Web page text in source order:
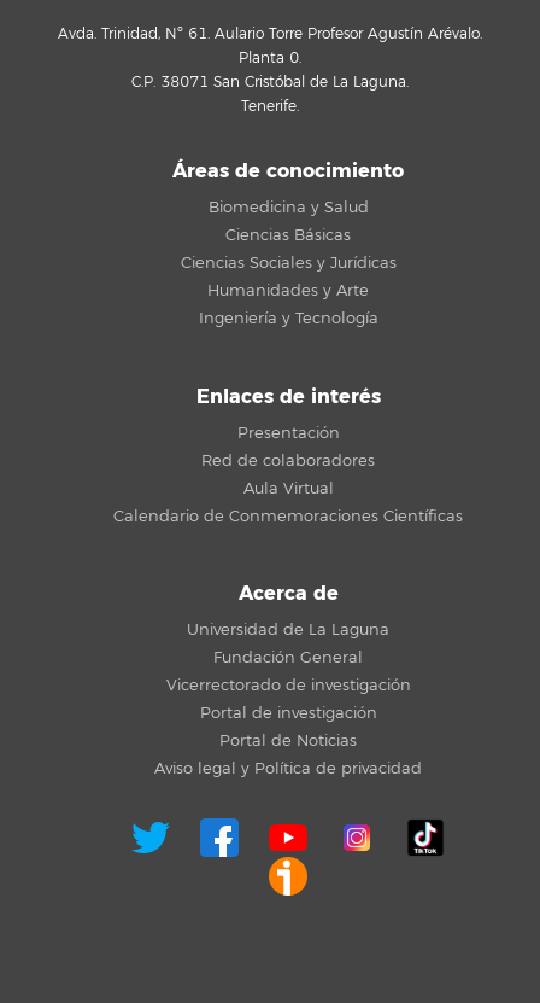
Avda. Trinidad, Nº 61. Aulario Torre Profesor Agustín Arévalo.
Planta 0.
C.P. 38071 San Cristóbal de La Laguna.
Tenerife.
Áreas de conocimiento
Biomedicina y Salud
Ciencias Básicas
Ciencias Sociales y Jurídicas
Humanidades y Arte
Ingeniería y Tecnología
Enlaces de interés
Presentación
Red de colaboradores
Aula Virtual
Calendario de Conmemoraciones Científicas
Acerca de
Universidad de La Laguna
Fundación General
Vicerrectorado de investigación
Portal de investigación
Portal de Noticias
Aviso legal y Política de privacidad